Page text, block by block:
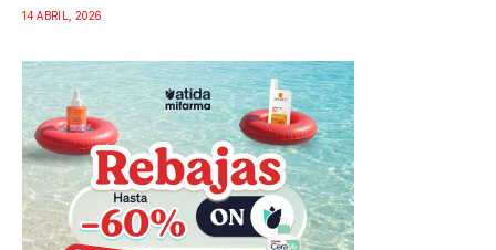
14 ABRIL, 2026